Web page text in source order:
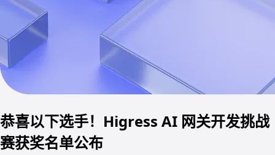
恭喜以下选手！Higress AI 网关开发挑战
赛获奖名单公布